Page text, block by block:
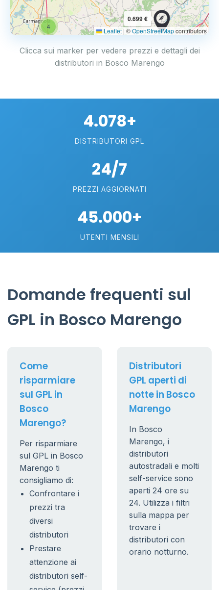
4
0.699 €
Leaflet | ©OpenStreetMapcontributors
Clicca sui marker per vedere prezzi e dettagli dei
distributori in Bosco Marengo
4.078+
DISTRIBUTORI GPL
24/7
PREZZI AGGIORNATI
45.000+
UTENTI MENSILI
Domande frequenti sul
GPL in Bosco Marengo
Come
risparmiare
sul GPL in
Bosco
Marengo?
Per risparmiare
sul GPL in Bosco
Marengo ti
consigliamo di:
Confrontare i
prezzi tra
diversi
distributori
Prestare
attenzione ai
distributori self-
Distributori
GPL aperti di
notte in Bosco
Marengo
In Bosco
Marengo, i
distributori
autostradali e molti
self-service sono
aperti 24 ore su
24. Utilizza i filtri
sulla mappa per
trovare i
distributori con
orario notturno.